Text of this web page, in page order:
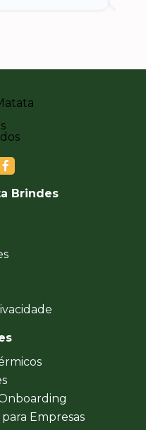
Brindes
Empresas